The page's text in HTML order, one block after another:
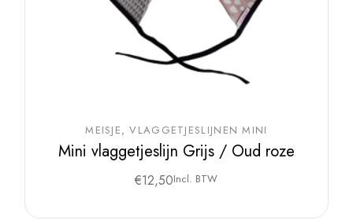
MEISJE VLAGGETJESLIJNEN MINI
Mini vlaggetjeslijn Grijs / Oud roze
€12,50Incl. BTW